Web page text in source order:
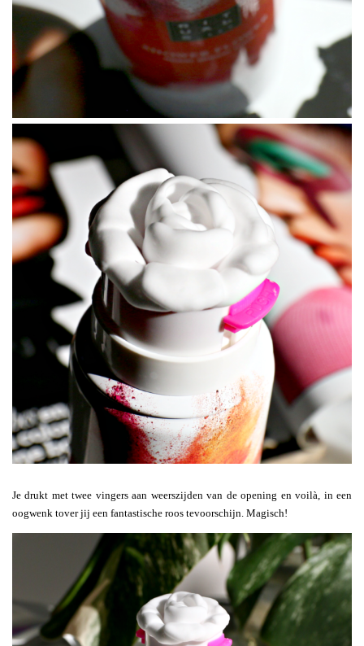
Je drukt met twee vingers aan weerszijden van de opening en voilà, in een
oogwenk tover jij een fantastische roos tevoorschijn. Magisch!